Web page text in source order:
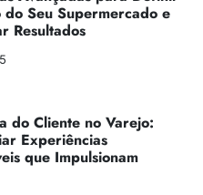
do Seu Supermercado e
Resultados
do Cliente no Varejo:
Experiências
que Impulsionam